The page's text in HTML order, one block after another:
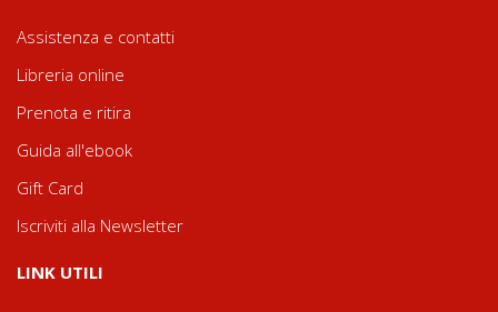
Assistenza e contatti
Libreria online
Prenota e ritira
Guida all'ebook
Gift Card
Iscriviti alla Newsletter
LINK UTILI